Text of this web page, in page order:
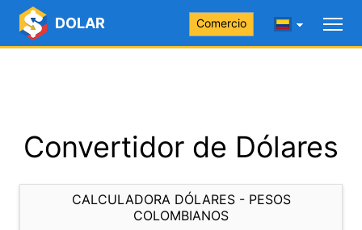
DOLAR Comercio
Convertidor de Dólares
CALCULADORA DÓLARES - PESOS
COLOMBIANOS